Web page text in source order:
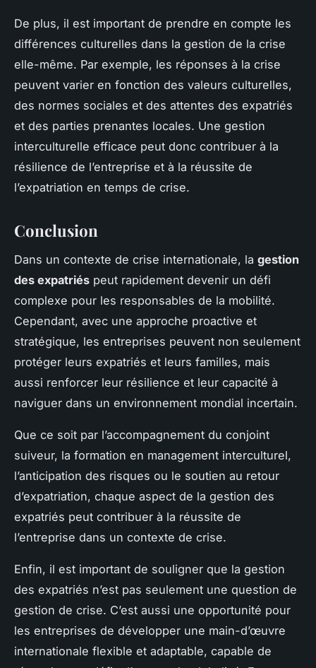
De plus, il est important de prendre en compte les
différences culturelles dans la gestion de la crise
elle-même. Par exemple, les réponses à la crise
peuvent varier en fonction des valeurs culturelles,
des normes sociales et des attentes des expatriés
et des parties prenantes locales. Une gestion
interculturelle efficace peut donc contribuer à la
résilience de l’entreprise et à la réussite de
l’expatriation en temps de crise.
Conclusion
Dans un contexte de crise internationale, la gestion
des expatriés peut rapidement devenir un défi
complexe pour les responsables de la mobilité.
Cependant, avec une approche proactive et
stratégique, les entreprises peuvent non seulement
protéger leurs expatriés et leurs familles, mais
aussi renforcer leur résilience et leur capacité à
naviguer dans un environnement mondial incertain.
Que ce soit par l’accompagnement du conjoint
suiveur, la formation en management interculturel,
l’anticipation des risques ou le soutien au retour
d’expatriation, chaque aspect de la gestion des
expatriés peut contribuer à la réussite de
l’entreprise dans un contexte de crise.
Enfin, il est important de souligner que la gestion
des expatriés n’est pas seulement une question de
gestion de crise. C’est aussi une opportunité pour
les entreprises de développer une main-d’œuvre
internationale flexible et adaptable, capable de